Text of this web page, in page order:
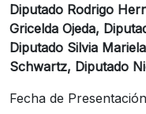
Diputado Rodrigo
Gricelda Ojeda,
Diputado Silvia
Schwartz, Diputado
Fecha de Presentación